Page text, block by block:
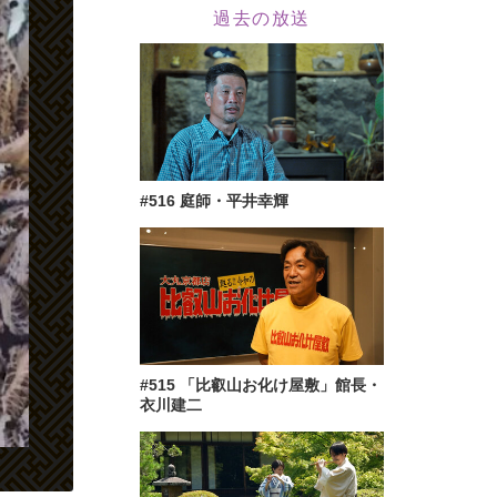
過去の放送
#516 庭師・平井幸輝
#515 「比叡山お化け屋敷」館長・
衣川建二